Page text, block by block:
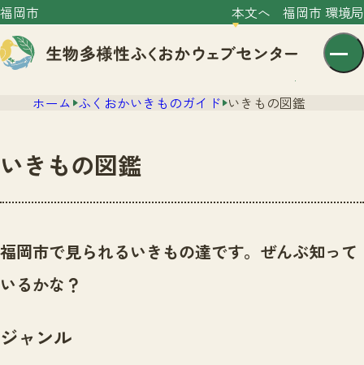
福岡市 本文へ 福岡市 環境局
センター紹介
センター紹介TOP
サイトポリシー
ニュース
いきものガイド
イベント
ホーム ふくおかいきものガイド いきもの図鑑
いきもの図鑑
福岡市で見られるいきもの達です。ぜんぶ知って
いるかな？
ジャンル